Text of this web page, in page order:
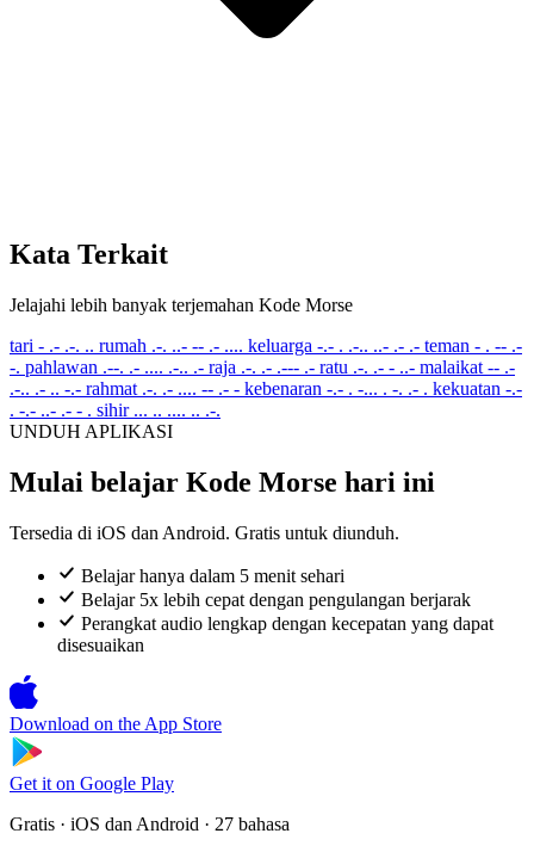
Kata Terkait
Jelajahi lebih banyak terjemahan Kode Morse
tari - .- .-. .. rumah .-. ..- -- .- .... keluarga -.- . .-.. ..- .- .- teman - . -- .-
-. pahlawan .--. .- .... .-.. .- raja .-. .- .--- .- ratu .-. .- - ..- malaikat -- .-
.-.. .- .. -.- rahmat .-. .- .... -- .- - kebenaran -.- . -... . -. .- . kekuatan -.-
. -.- ..- .- - . sihir ... .. .... .. .-.
UNDUH APLIKASI
Mulai belajar Kode Morse hari ini
Tersedia di iOS dan Android. Gratis untuk diunduh.
Belajar hanya dalam 5 menit sehari
Belajar 5x lebih cepat dengan pengulangan berjarak
Perangkat audio lengkap dengan kecepatan yang dapat
disesuaikan
Download on the App Store
Get it on Google Play
Gratis · iOS dan Android · 27 bahasa